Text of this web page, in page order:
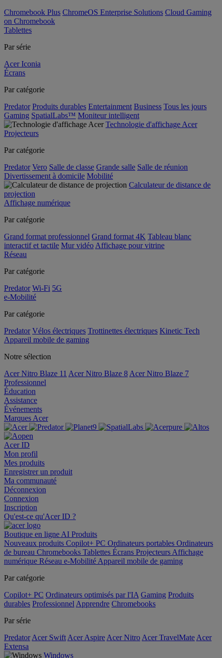
Chromebook Plus ChromeOS Enterprise Solutions Cloud Gaming
on Chromebook
Tablettes
Par série
Acer Iconia
Écrans
Par catégorie
Predator Produits durables Entertainment Business Tous les jours
Gaming SpatialLabs™ Moniteur intelligent
Technologie d'affichage Acer
Projecteurs
Par catégorie
Predator Vero Salle de classe Grande salle Salle de réunion
Divertissement à domicile Mobilité
Calculateur de distance de
projection
Affichage numérique
Par catégorie
Grand format professionnel Grand format 4K Tableau blanc
interactif et tactile Mur vidéo Affichage pour vitrine
Réseau
Par catégorie
Predator Wi-Fi 5G
e-Mobilité
Par catégorie
Predator Vélos électriques Trottinettes électriques Kinetic Tech
Appareil mobile de gaming
Notre sélection
Acer Nitro Blaze 11 Acer Nitro Blaze 8 Acer Nitro Blaze 7
Professionnel
Éducation
Assistance
Événements
Marques Acer
Acer ID
Mon profil
Mes produits
Enregistrer un produit
Ma communauté
Déconnexion
Connexion
Inscription
Qu'est-ce qu'Acer ID ?
Boutique en ligne AI Produits
Nouveaux produits Copilot+ PC Ordinateurs portables Ordinateurs
de bureau Chromebooks Tablettes Écrans Projecteurs Affichage
numérique Réseau e-Mobilité Appareil mobile de gaming
Par catégorie
Copilot+ PC Ordinateurs optimisés par l'IA Gaming Produits
durables Professionnel Apprendre Chromebooks
Par série
Predator Acer Swift Acer Aspire Acer Nitro Acer TravelMate Acer
Extensa
Windows